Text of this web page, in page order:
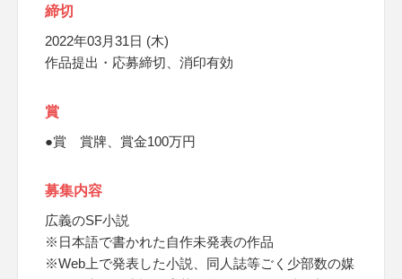
締切
2022年03月31日 (木)
作品提出・応募締切、消印有効
賞
●賞 賞牌、賞金100万円
募集内容
広義のSF小説
※日本語で書かれた自作未発表の作品
※Web上で発表した小説、同人誌等ごく少部数の媒